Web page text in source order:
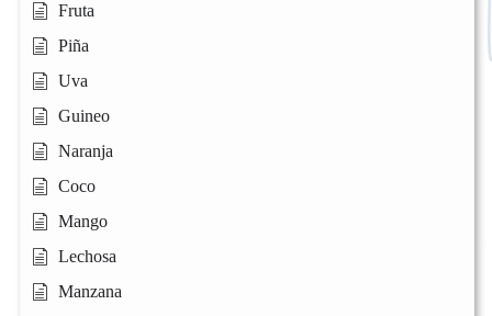
Fruta
Piña
Uva
Guineo
Naranja
Coco
Mango
Lechosa
Manzana